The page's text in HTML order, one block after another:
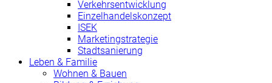
Verkehrsentwicklung
Einzelhandelskonzept
ISEK
Marketingstrategie
Stadtsanierung
Leben & Familie
Wohnen & Bauen